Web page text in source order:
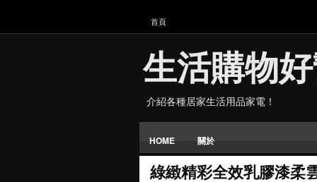
首頁
生活購物
介紹各種居家生活用品家電！
HOME 關於
綠緻精彩全效乳膠漆柔